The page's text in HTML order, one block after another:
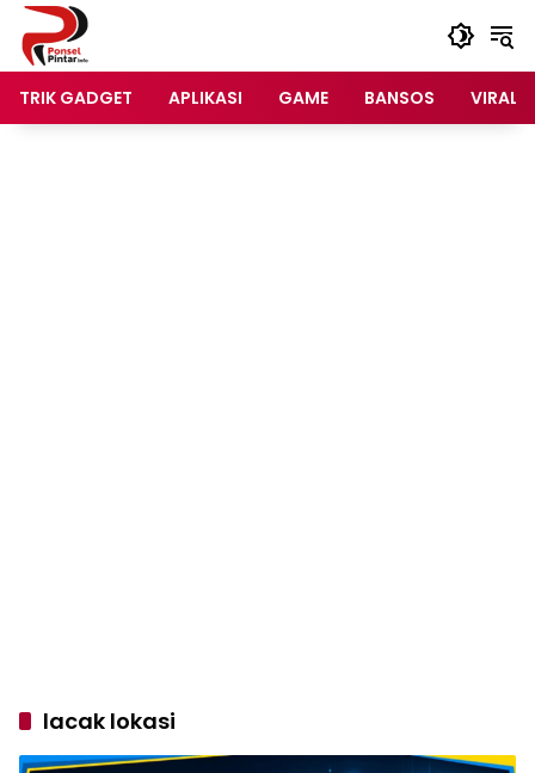
Langsung
konten
TRIK GADGET
APLIKASI GAME BANSOS VIRAL
lacak lokasi